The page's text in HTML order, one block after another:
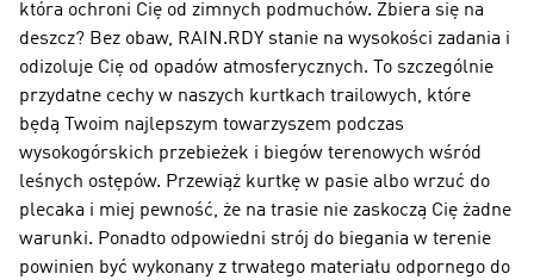
która ochroni Cię od zimnych podmuchów. Zbiera się na
deszcz? Bez obaw, RAIN.RDY stanie na wysokości zadania i
odizoluje Cię od opadów atmosferycznych. To szczególnie
przydatne cechy w naszych kurtkach trailowych, które
będą Twoim najlepszym towarzyszem podczas
wysokogórskich przebieżek i biegów terenowych wśród
leśnych ostępów. Przewiąż kurtkę w pasie albo wrzuć do
plecaka i miej pewność, że na trasie nie zaskoczą Cię żadne
warunki. Ponadto odpowiedni strój do biegania w terenie
powinien być wykonany z trwałego materiału odpornego do